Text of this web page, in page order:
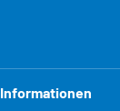
Informationen